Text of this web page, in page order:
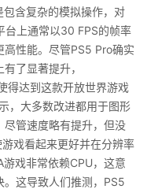
包含复杂的模拟操作，对
台上通常以30 FPS的帧率
性能。尽管PS5 Pro确实
了显著提升，
得达到这款开放世界游戏
，大多数改进都用于图形
尽管速度略有提升，但没
戏看起来更好并在分辨率
戏非常依赖CPU，这意
这导致人们推测，PS5